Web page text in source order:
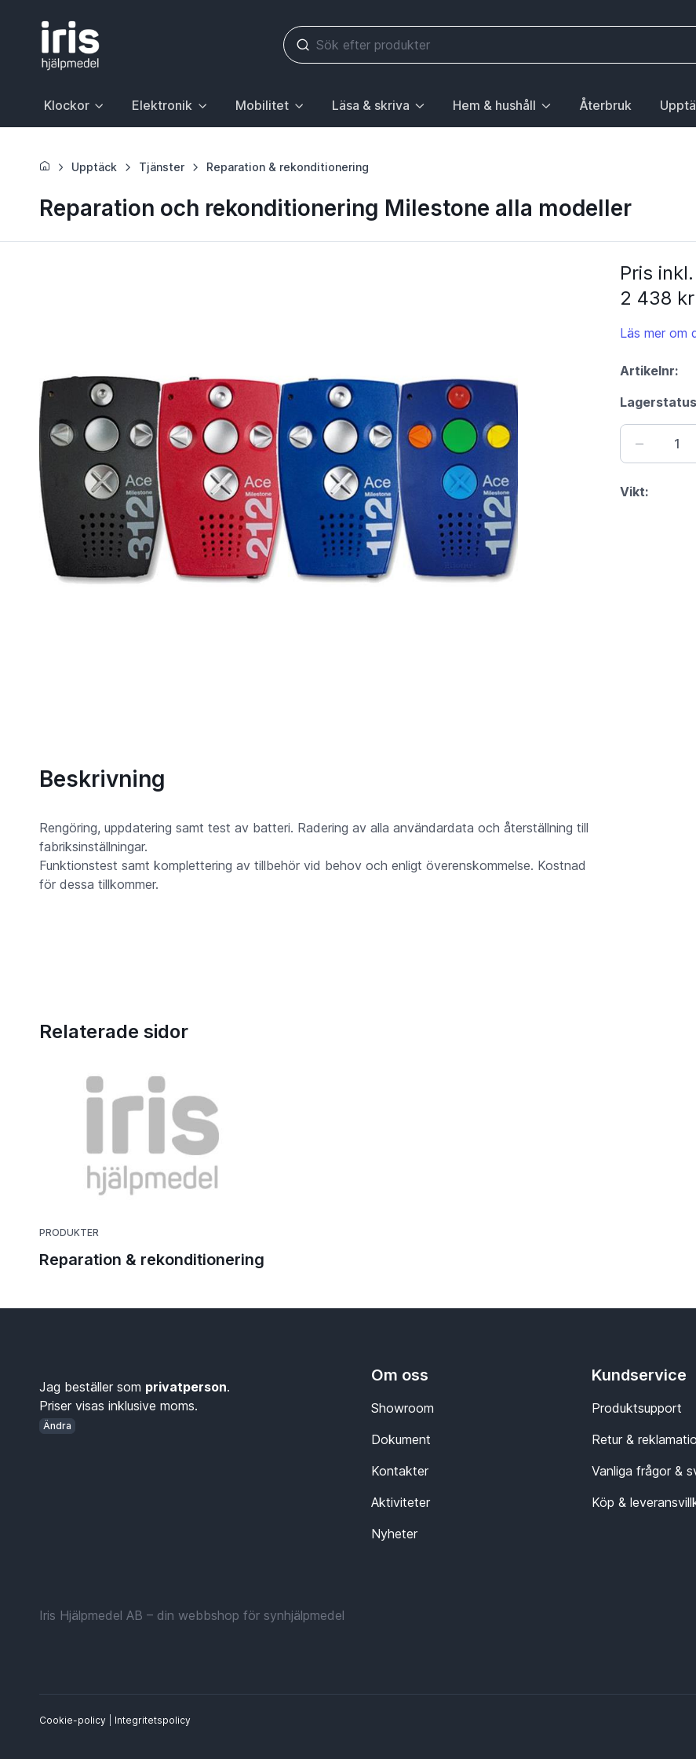
Klockor
Huvudrubrik med undermeny. För att gå till sidan Klockor, välj första posten: Gå till sida.
Elektronik
Huvudrubrik med undermeny. För att gå till sidan Elektronik, välj första posten: Gå till sida.
Mobilitet
Huvudrubrik med undermeny. För att gå till sidan Mobilitet, välj första posten: Gå
Läsa & skriva
Huvudrubrik med undermeny. För att gå till sidan Läsa & skriva,
Hem & hushåll
Huvudrubrik med undermeny. För att gå till
Återbruk
Upptäck Tjänster Reparation & rekonditionering
Reparation och rekonditionering Milestone alla modeller
Pris
2 438 kr
Läs mer om
Artikelnr:
Vikt:
Beskrivning
Rengöring, uppdatering samt test av batteri. Radering av alla användardata och återställning till
fabriksinställningar.
Funktionstest samt komplettering av tillbehör vid behov och enligt överenskommelse. Kostnad
för dessa tillkommer.
Relaterade sidor
PRODUKTER
Reparation & rekonditionering
Jag beställer som privatperson.
Priser visas inklusive moms.
Ändra
Om oss
Showroom
Dokument
Kontakter
Aktiviteter
Nyheter
Kundservice
Produktsupport
Retur &
Vanliga frågor &
Köp &
Iris Hjälpmedel AB – din webbshop för synhjälpmedel
Cookie-policy Integritetspolicy